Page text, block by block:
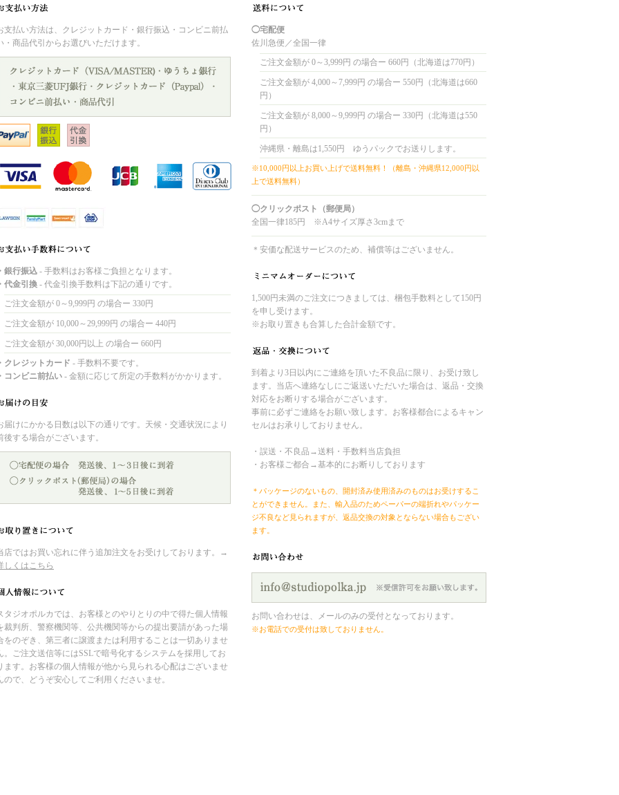
支払い方法は、クレジットカード・銀行振込・コンビニ前払
・商品代引からお選びいただけます。
銀行振込 - 手数料はお客様ご負担となります。
代金引換 - 代金引換手数料は下記の通りです。
ご注文金額が 0～9,999円 の場合ー 330円
ご注文金額が 10,000～29,999円 の場合ー 440円
ご注文金額が 30,000円以上 の場合ー 660円
クレジットカード - 手数料不要です。
コンビニ前払い - 金額に応じて所定の手数料がかかります。
届けにかかる日数は以下の通りです。天候・交通状況により
後する場合がございます。
店ではお買い忘れに伴う追加注文をお受けしております。→
しくはこちら
タジオポルカでは、お客様とのやりとりの中で得た個人情報
裁判所、警察機関等、公共機関等からの提出要請があった場
をのぞき、第三者に譲渡または利用することは一切ありませ
。ご注文送信等にはSSLで暗号化するシステムを採用してお
ます。お客様の個人情報が他から見られる心配はございませ
ので、どうぞ安心してご利用くださいませ。
◯宅配便
佐川急便／全国一律
ご注文金額が 0～3,999円 の場合ー 660円（北海道は770円）
ご注文金額が 4,000～7,999円 の場合ー 550円（北海道は660
円）
ご注文金額が 8,000～9,999円 の場合ー 330円（北海道は550
円）
沖縄県・離島は1,550円 ゆうパックでお送りします。
※10,000円以上お買い上げで送料無料！（離島・沖縄県12,000円以
上で送料無料）
◯クリックポスト（郵便局）
全国一律185円 ※A4サイズ厚さ3cmまで
＊安価な配送サービスのため、補償等はございません。
1,500円未満のご注文につきましては、梱包手数料として150円
を申し受けます。
※お取り置きも合算した合計金額です。
到着より3日以内にご連絡を頂いた不良品に限り、お受け致し
ます。当店へ連絡なしにご返送いただいた場合は、返品・交換
対応をお断りする場合がございます。
事前に必ずご連絡をお願い致します。お客様都合によるキャン
セルはお承りしておりません。
・誤送・不良品→送料・手数料当店負担
・お客様ご都合→基本的にお断りしております
＊パッケージのないもの、開封済み使用済みのものはお受けするこ
とができません。また、輸入品のためペーパーの端折れやパッケー
ジ不良など見られますが、返品交換の対象とならない場合もござい
ます。
お問い合わせは、メールのみの受付となっております。
※お電話での受付は致しておりません。